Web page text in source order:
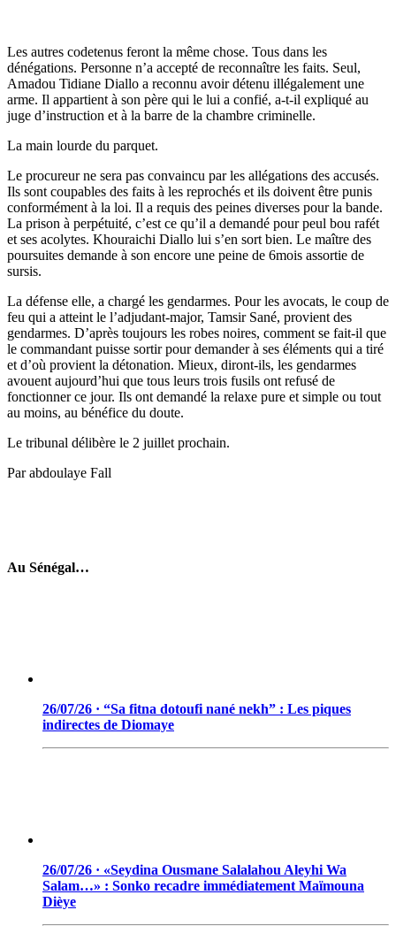
Les autres codetenus feront la même chose. Tous dans les
dénégations. Personne n’a accepté de reconnaître les faits. Seul,
Amadou Tidiane Diallo a reconnu avoir détenu illégalement une
arme. Il appartient à son père qui le lui a confié, a-t-il expliqué au
juge d’instruction et à la barre de la chambre criminelle.
La main lourde du parquet.
Le procureur ne sera pas convaincu par les allégations des accusés.
Ils sont coupables des faits à les reprochés et ils doivent être punis
conformément à la loi. Il a requis des peines diverses pour la bande.
La prison à perpétuité, c’est ce qu’il a demandé pour peul bou rafét
et ses acolytes. Khouraichi Diallo lui s’en sort bien. Le maître des
poursuites demande à son encore une peine de 6mois assortie de
sursis.
La défense elle, a chargé les gendarmes. Pour les avocats, le coup de
feu qui a atteint le l’adjudant-major, Tamsir Sané, provient des
gendarmes. D’après toujours les robes noires, comment se fait-il que
le commandant puisse sortir pour demander à ses éléments qui a tiré
et d’où provient la détonation. Mieux, diront-ils, les gendarmes
avouent aujourd’hui que tous leurs trois fusils ont refusé de
fonctionner ce jour. Ils ont demandé la relaxe pure et simple ou tout
au moins, au bénéfice du doute.
Le tribunal délibère le 2 juillet prochain.
Par abdoulaye Fall
Au Sénégal…
26/07/26 · “Sa fitna dotoufi nané nekh” : Les piques
indirectes de Diomaye
26/07/26 · «Seydina Ousmane Salalahou Aleyhi Wa
Salam…» : Sonko recadre immédiatement Maïmouna
Dièye